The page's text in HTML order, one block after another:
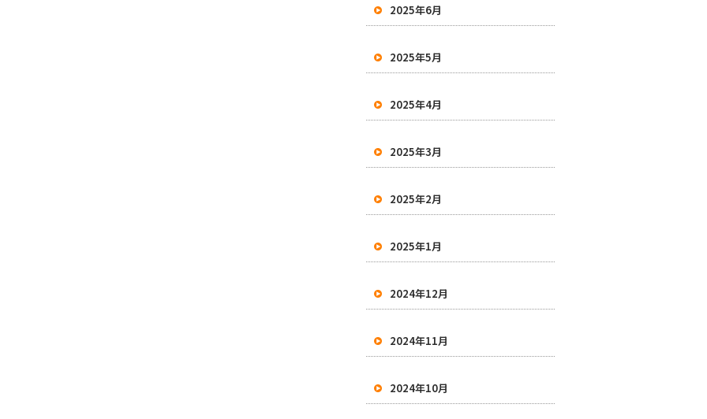
2025年6月
2025年5月
2025年4月
2025年3月
2025年2月
2025年1月
2024年12月
2024年11月
2024年10月